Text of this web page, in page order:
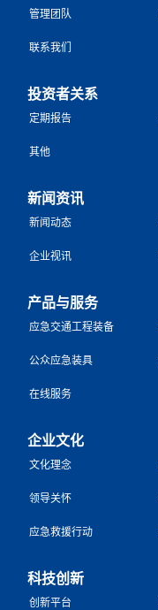
管理团队
联系我们
投资者关系
定期报告
其他
新闻资讯
新闻动态
企业视讯
产品与服务
应急交通工程装备
公众应急装具
在线服务
企业文化
文化理念
领导关怀
应急救援行动
科技创新
创新平台